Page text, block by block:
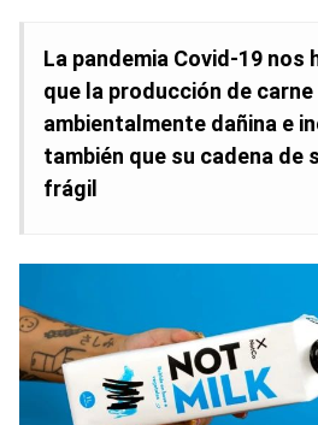
La pandemia Covid-19 nos
que la producción de
ambientalmente dañina e
también que su cadena de
frágil